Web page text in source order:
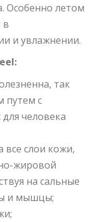
Особенно летом
в
и увлажнении.
так
путем с
человека
все слои кожи,
жировой
на сальные
и мышцы;